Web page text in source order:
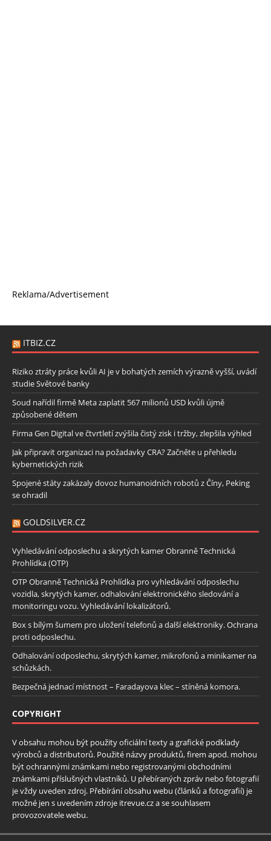
Reklama/Advertisement
ITBIZ.CZ
Riziko ztráty práce kvůli AI je v bohatých zemích výrazně vyšší, uvádí
studie Světové banky
Soud nařídil firmě Meta zaplatit 567 milionů USD kvůli újmě
způsobené dětem
Firma Gen Digital ve čtvrtletí zvýšila čistý zisk i tržby, zlepšila výhled
Jak připravit organizaci na požadavky CRA? Začněte u přehledu
kybernetických rizik
Spojené státy zakázaly dovoz humanoidních robotů z Číny, Peking
se ohradil
GOLDSILVER.CZ
Vyhledávání odposlechu a skrytých kamer Obranně Technická
Prohlídka (OTP)
OTP Obranně Technická Prohlídka pro vyhledávání odposlechu
vozidla, skrytých kamer, odhalování elektronického sledování a
monitoringu vozu. Vyhledávání lokalizátorů.
Box s bílým šumem pro uložení telefonů a další elektroniky. Ochrana
proti odposlechu.
Odhalování odposlechu, skrytých kamer, mikrofonů a minikamer na
schůzkách.
Bezpečná jednací místnost – Faradayova klec – stíněná komora.
COPYRIGHT
V obsahu mohou být použity oficiální texty a grafické podklady
výrobců a distributorů. Použité názvy produktů, firem apod. mohou
být ochrannými známkami nebo registrovanými obchodními
známkami příslušných vlastníků. U přebíraných zpráv nebo fotografií
je vždy uveden zdroj. Přebírání obsahu webu (článků a fotografií) je
možné jen s uvedením zdroje itrevue.cz a se souhlasem
provozovatele webu.